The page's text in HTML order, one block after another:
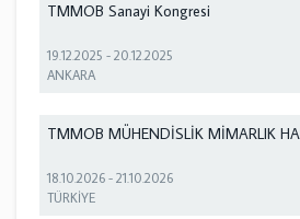
TMMOB Sanayi Kongresi
19.12.2025 -20.12.2025
ANKARA
TMMOB MÜHENDİSLİK MİMARLIK
18.10.2026 -21.10.2026
TÜRKİYE